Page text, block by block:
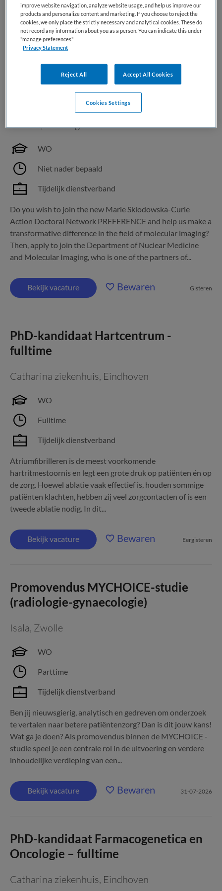
(Partrec). Are you...
Bekijk vacature Bewaren
PhD Candidate in PET/CT for
infection and inflammation
UMCG,Groningen
WO
Niet nader bepaald
Tijdelijk dienstverband
Do you wish to join the new Marie Sklodowska-Curie
Action Doctoral Network PREFERENCE and help us make a
transformative difference in the field of molecular imaging?
Then, apply to join the Department of Nuclear Medicine
and Molecular Imaging, who is one of the partners of...
Bekijk vacature Bewaren Gisteren
PhD-kandidaat Hartcentrum -
fulltime
Catharina ziekenhuis, Eindhoven
WO
Fulltime
Tijdelijk dienstverband
Atriumfibrilleren is de meest voorkomende
hartritmestoornis en legt een grote druk op patiënten én op
de zorg. Hoewel ablatie vaak effectief is, houden sommige
patiënten klachten, hebben zij veel zorgcontacten of is een
tweede ablatie nodig. In dit...
Bekijk vacature Bewaren Eergisteren
Promovendus MYCHOICE-studie
(radiologie-gynaecologie)
Isala, Zwolle
WO
Parttime
Tijdelijk dienstverband
Ben jij nieuwsgierig, analytisch en gedreven om onderzoek
te vertalen naar betere patiëntenzorg? Dan is dit jouw kans!
Wat ga je doen? Als promovendus binnen de MYCHOICE -
studie speel je een centrale rol in de uitvoering en verdere
inhoudelijke verdieping van een...
Bekijk vacature Bewaren 31-07-2026
PhD-kandidaat Farmacogenetica en
Oncologie – fulltime
Catharina ziekenhuis, Eindhoven
improve website navigation, analyze website usage, and help us improve our
products and personalize content and marketing. If you choose to reject the
cookies, we only place the strictly necessary and analytical cookies. These do
not record any information about you as a person. You can indicate this under
"manage preferences"
Privacy Statement
Reject All Accept All Cookies
Cookies Settings